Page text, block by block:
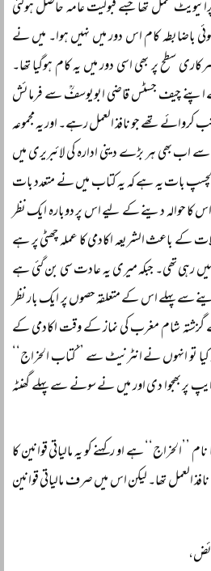
عمل تھا جسے قبولیت عامہ حاصل ہوگئی
باضابطہ کام اس دور میں نہیں ہوا۔ میں نے
سطح پر بھی اسی دور میں یہ کام ہوگیا تھا۔
نے اپنے چیف جسٹس قاضی ابویوسفؒ سے فرمائش
کروائے تھے جو نافذ العمل رہے۔ اور یہ مجموعہ
اب بھی ہر بڑے دینی ادارہ کی لائبریری میں
بات یہ ہے کہ یہ کتاب میں نے متعدد بات
کا حوالہ دینے کے لیے اس پر دوبارہ ایک نظر
کے باعث الشریعہ اکادمی کا عملہ چھٹی پر ہے
رہی تھی۔ جبکہ میری یہ عادت سی بن گئی ہے
سے پہلے اس کے متعلقہ حصوں پر ایک بار نظر
گزشتہ شام مغرب کی نماز کے وقت اکادمی کے
کیا تو انہوں نے انٹرنیٹ سے ’’کتاب الخراج‘‘
پر بھجوا دی اور میں نے سونے سے پہلے گھنٹہ
ہے او رکہنے کو یہ مالیاتی قوانین کا
العمل تھا۔ لیکن اس میں صرف مالیاتی قوانین